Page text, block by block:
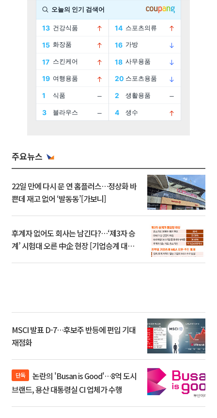
주요뉴스
22일 만에 다시 문 연 홈플러스…정상화 바
쁜데 재고 없어 ‘발동동’[가보니]
후계자 없어도 회사는 남긴다?…‘제3자 승
계’ 시험대 오른 中企 현장 [기업승계 대전
MSCI 발표 D-7…후보주 반등에 편입 기대
재점화
단독
브랜드, 용산 대통령실 CI 업체가 수행